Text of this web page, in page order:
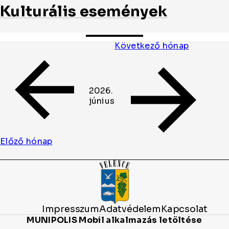
Kulturális események
Előző hónap
2026.
június
Következő hónap
Oldal
ImpresszumAdatvédelemKapcsolat
MUNIPOLIS Mobil alkalmazás letöltése